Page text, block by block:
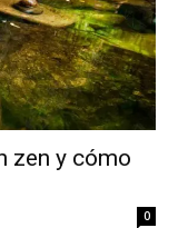
zen y cómo
0